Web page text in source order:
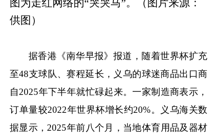
图为走红网络的“哭哭马”。（图片来源：
供图）
据香港《南华早报》报道，随着世界杯扩充
至48支球队、赛程延长，义乌的球迷商品出口商
自2025年下半年就忙碌起来。一家制造商表示，
订单量较2022年世界杯增长约20%。义乌海关数
据显示，2025年前八个月，当地体育用品及器材